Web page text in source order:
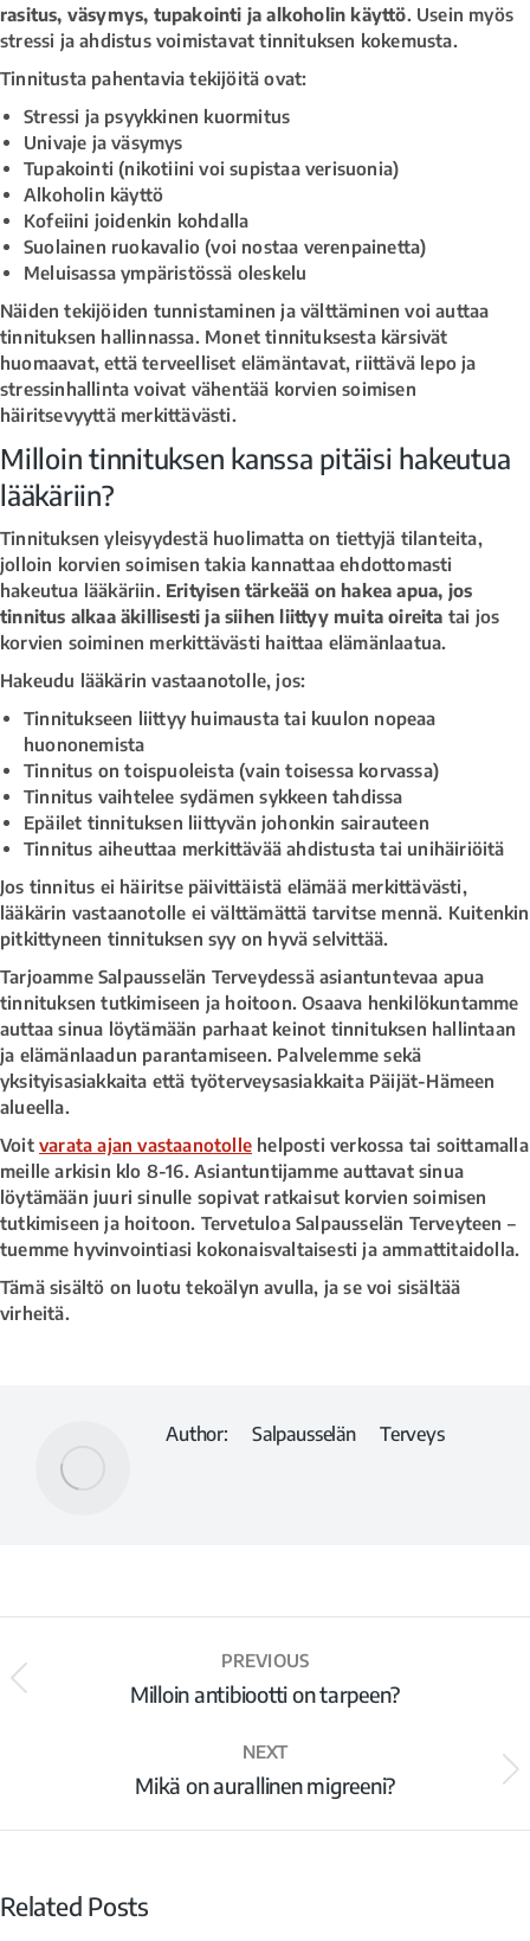
rasitus, väsymys, tupakointi ja alkoholin käyttö. Usein myös
stressi ja ahdistus voimistavat tinnituksen kokemusta.
Tinnitusta pahentavia tekijöitä ovat:
Stressi ja psyykkinen kuormitus
Univaje ja väsymys
Tupakointi (nikotiini voi supistaa verisuonia)
Alkoholin käyttö
Kofeiini joidenkin kohdalla
Suolainen ruokavalio (voi nostaa verenpainetta)
Meluisassa ympäristössä oleskelu
Näiden tekijöiden tunnistaminen ja välttäminen voi auttaa
tinnituksen hallinnassa. Monet tinnituksesta kärsivät
huomaavat, että terveelliset elämäntavat, riittävä lepo ja
stressinhallinta voivat vähentää korvien soimisen
häiritsevyyttä merkittävästi.
Milloin tinnituksen kanssa pitäisi hakeutua
lääkäriin?
Tinnituksen yleisyydestä huolimatta on tiettyjä tilanteita,
jolloin korvien soimisen takia kannattaa ehdottomasti
hakeutua lääkäriin. Erityisen tärkeää on hakea apua, jos
tinnitus alkaa äkillisesti ja siihen liittyy muita oireita tai jos
korvien soiminen merkittävästi haittaa elämänlaatua.
Hakeudu lääkärin vastaanotolle, jos:
Tinnitukseen liittyy huimausta tai kuulon nopeaa
huononemista
Tinnitus on toispuoleista (vain toisessa korvassa)
Tinnitus vaihtelee sydämen sykkeen tahdissa
Epäilet tinnituksen liittyvän johonkin sairauteen
Tinnitus aiheuttaa merkittävää ahdistusta tai unihäiriöitä
Jos tinnitus ei häiritse päivittäistä elämää merkittävästi,
lääkärin vastaanotolle ei välttämättä tarvitse mennä. Kuitenkin
pitkittyneen tinnituksen syy on hyvä selvittää.
Tarjoamme Salpausselän Terveydessä asiantuntevaa apua
tinnituksen tutkimiseen ja hoitoon. Osaava henkilökuntamme
auttaa sinua löytämään parhaat keinot tinnituksen hallintaan
ja elämänlaadun parantamiseen. Palvelemme sekä
yksityisasiakkaita että työterveysasiakkaita Päijät-Hämeen
alueella.
Voit varata ajan vastaanotolle helposti verkossa tai soittamalla
meille arkisin klo 8-16. Asiantuntijamme auttavat sinua
löytämään juuri sinulle sopivat ratkaisut korvien soimisen
tutkimiseen ja hoitoon. Tervetuloa Salpausselän Terveyteen –
tuemme hyvinvointiasi kokonaisvaltaisesti ja ammattitaidolla.
Tämä sisältö on luotu tekoälyn avulla, ja se voi sisältää
virheitä.
Author: Salpausselän Terveys
PREVIOUS
Milloin antibiootti on tarpeen?
NEXT
Mikä on aurallinen migreeni?
Related Posts